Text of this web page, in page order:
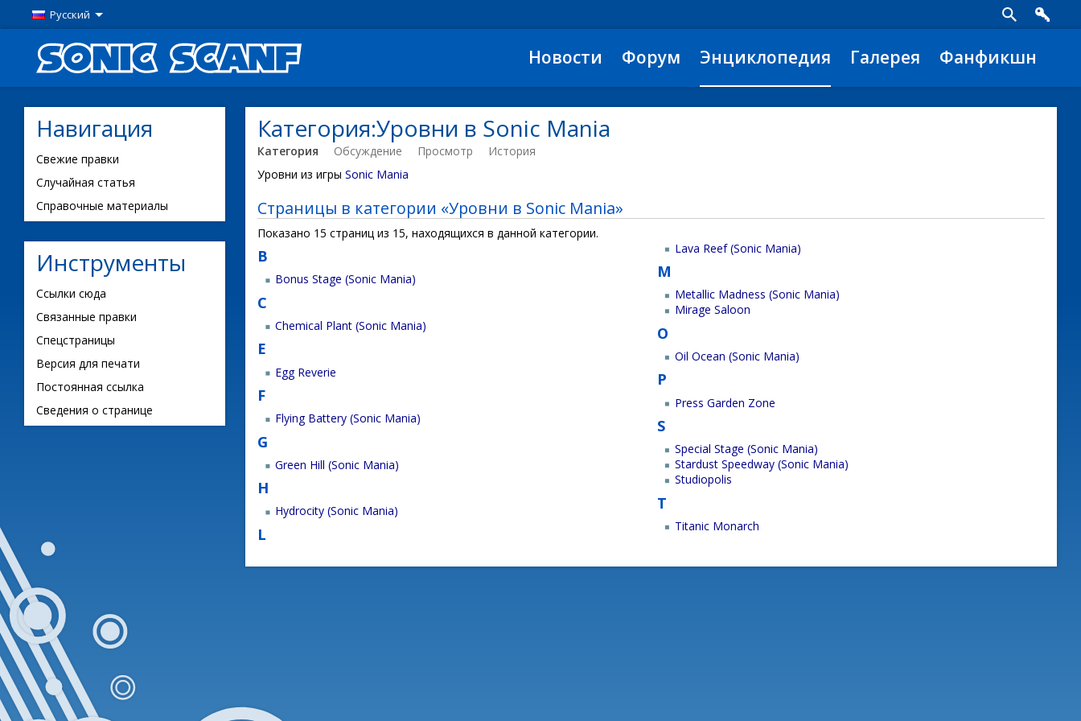
Русский
Новости Форум Энциклопедия Галерея Фанфикшн
Навигация
Свежие правки
Случайная статья
Справочные материалы
Инструменты
Ссылки сюда
Связанные правки
Спецстраницы
Версия для печати
Постоянная ссылка
Сведения о странице
Категория:Уровни в Sonic Mania
Категория Обсуждение Просмотр
История
Уровни из игры Sonic Mania
Страницы в категории «Уровни в Sonic Mania»
Показано 15 страниц из 15, находящихся в данной категории.
B
Bonus Stage (Sonic Mania)
C
Chemical Plant (Sonic Mania)
E
Egg Reverie
F
Flying Battery (Sonic Mania)
G
Green Hill (Sonic Mania)
H
Hydrocity (Sonic Mania)
L
Lava Reef (Sonic Mania)
M
Metallic Madness (Sonic Mania)
Mirage Saloon
O
Oil Ocean (Sonic Mania)
P
Press Garden Zone
S
Special Stage (Sonic Mania)
Stardust Speedway (Sonic Mania)
Studiopolis
T
Titanic Monarch